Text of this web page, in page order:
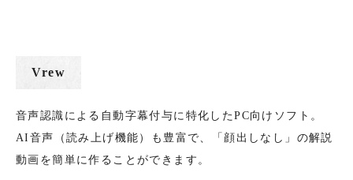
Vrew
音声認識による自動字幕付与に特化したPC向けソフト。
AI音声（読み上げ機能）も豊富で、「顔出しなし」の解説
動画を簡単に作ることができます。